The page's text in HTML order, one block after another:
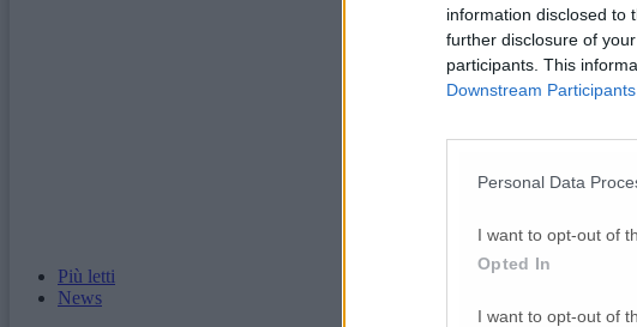
information disclosed to
further disclosure of
participants. This
Downstream Participants
Personal Data
I want to opt-out of
Opted In
I want to opt-out of
Più letti
News